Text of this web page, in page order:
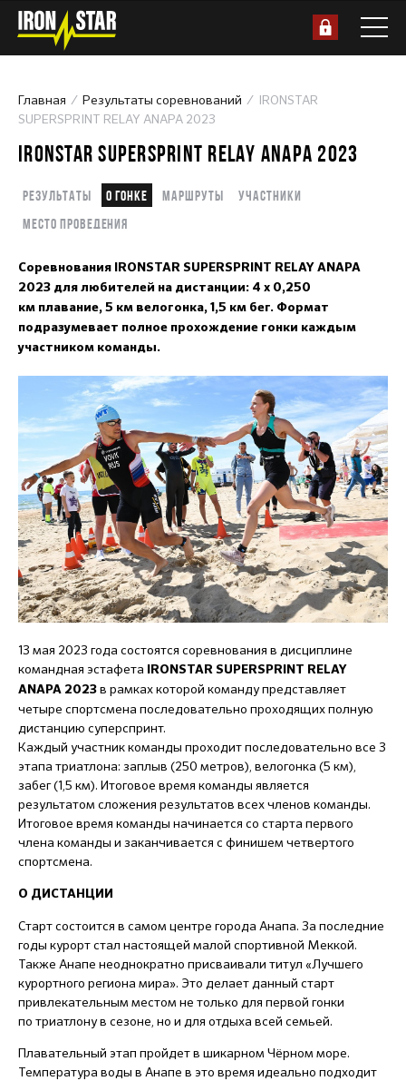
Главная Результаты соревнований
IRONSTAR
SUPERSPRINT RELAY ANAPA 2023
IRONSTAR SUPERSPRINT RELAY ANAPA 2023
Результаты О гонке Маршруты
Участники
Место проведения
Соревнования IRONSTAR SUPERSPRINT RELAY ANAPA
2023 для любителей на дистанции: 4 х 0,250
км плавание, 5 км велогонка, 1,5 км бег. Формат
подразумевает полное прохождение гонки каждым
участником команды.
13 мая 2023 года состоятся соревнования в дисциплине
командная эстафета
IRONSTAR SUPERSPRINT RELAY
ANAPA 2023 в рамках которой команду представляет
четыре спортсмена последовательно проходящих полную
дистанцию суперспринт.
Каждый участник команды проходит последовательно все 3
этапа триатлона: заплыв (250 метров), велогонка (5 км),
забег (1,5 км). Итоговое время команды является
результатом сложения результатов всех членов команды.
Итоговое время команды начинается со старта первого
члена команды и заканчивается с финишем четвертого
спортсмена.
О ДИСТАНЦИИ
Старт состоится в самом центре города Анапа. За последние
годы курорт стал настоящей малой спортивной Меккой.
Также Анапе неоднократно присваивали титул «Лучшего
курортного региона мира». Это делает данный старт
привлекательным местом не только для первой гонки
по триатлону в сезоне, но и для отдыха всей семьей.
Плавательный этап пройдет в шикарном Чёрном море.
Температура воды в Анапе в это время идеально подходит